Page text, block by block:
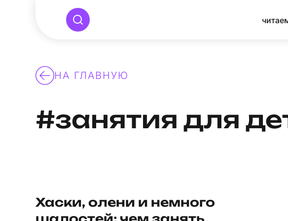
НА ГЛАВНУЮ
#занятия для
Хаски, олени и немного